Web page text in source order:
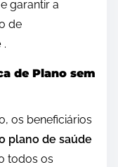
garantir a
de
.
de Plano sem
os beneficiários
plano de saúde
todos os